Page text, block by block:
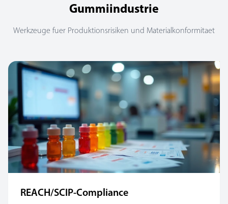
Gummiindustrie
Werkzeuge fuer Produktionsrisiken und Materialkonformitaet
REACH/SCIP-Compliance